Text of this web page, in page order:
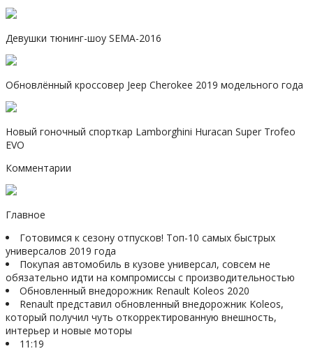
Девушки тюнинг-шоу SEMA-2016
Обновлённый кроссовер Jeep Cherokee 2019 модельного года
Новый гоночный спорткар Lamborghini Huracan Super Trofeo
EVO
Комментарии
Главное
Готовимся к сезону отпусков! Топ-10 самых быстрых
универсалов 2019 года
Покупая автомобиль в кузове универсал, совсем не
обязательно идти на компромиссы с производительностью
Обновленный внедорожник Renault Koleos 2020
Renault представил обновленный внедорожник Koleos,
который получил чуть откорректированную внешность,
интерьер и новые моторы
11:19